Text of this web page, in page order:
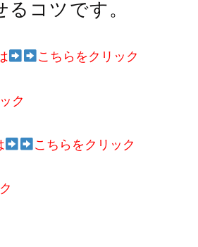
コツです。
こちらをクリック
ク
こちらをクリック